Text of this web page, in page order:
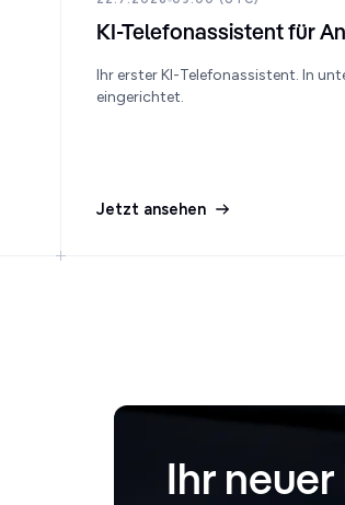
KI-Telefonassistent für
Ihr erster KI-Telefonassistent. In
eingerichtet.
Jetzt ansehen
Ihr